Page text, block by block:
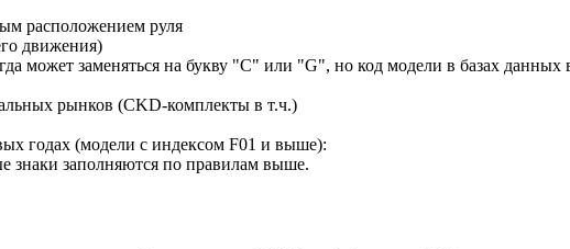
расположением руля
движения)
может заменяться на букву "C" или "G", но код модели в базах
рынков (CKD-комплекты в т.ч.)
годах (модели с индексом F01 и выше):
знаки заполняются по правилам выше.